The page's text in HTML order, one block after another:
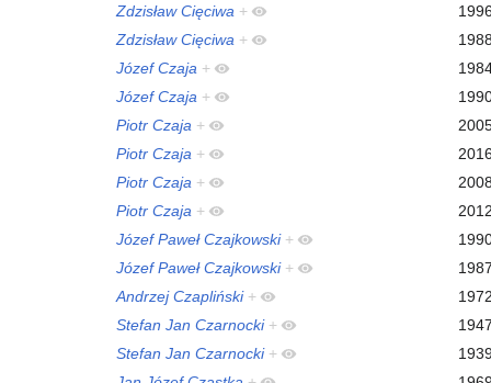
Zdzisław Cięciwa +
Zdzisław Cięciwa +
Józef Czaja +
Józef Czaja +
Piotr Czaja +
Piotr Czaja +
Piotr Czaja +
Piotr Czaja +
Józef Paweł Czajkowski +
Józef Paweł Czajkowski +
Andrzej Czapliński +
Stefan Jan Czarnocki +
Stefan Jan Czarnocki +